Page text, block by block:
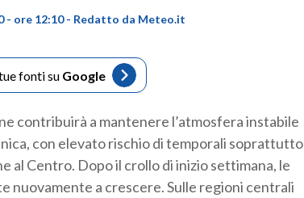
- ore 12:10 - Redatto da Meteo.it
fonti su Google
contribuirà a mantenere l’atmosfera instabile
con elevato rischio di temporali soprattutto
al Centro. Dopo il crollo di inizio settimana, le
nuovamente a crescere. Sulle regioni centrali